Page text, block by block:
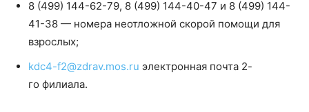
8 (499) 144-62-79, 8 (499) 144-40-47 и 8 (499) 144-
41-38 — номера неотложной скорой помощи для
взрослых;
kdc4-f2@zdrav.mos.ru электронная почта 2-
го филиала.